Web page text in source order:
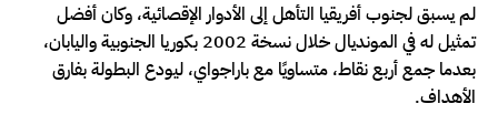
لم يسبق لجنوب أفريقيا التأهل إلى الأدوار الإقصائية، وكان أفضل
تمثيل له في المونديال خلال نسخة 2002 بكوريا الجنوبية واليابان،
بعدما جمع أربع نقاط، متساويًا مع باراجواي، ليودع البطولة بفارق
الأهداف.